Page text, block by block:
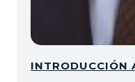
INTRODUCCIÓN